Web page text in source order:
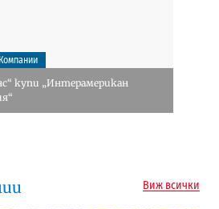
Компании
купи „Интерамерикан
Виж всички